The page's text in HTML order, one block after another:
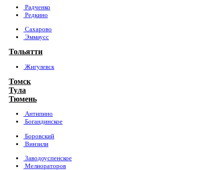
Радченко
Редкино
Сахарово
Эммаусс
Тольятти
Жигулевск
Томск
Тула
Тюмень
Антипино
Богандинское
Боровский
Винзили
Заводоуспенское
Мелиораторов